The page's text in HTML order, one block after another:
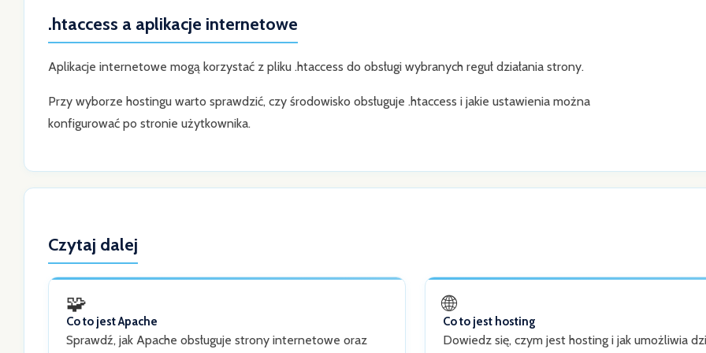
.htaccess a aplikacje internetowe
Aplikacje internetowe mogą korzystać z pliku .htaccess do obsługi wybranych reguł działania strony.
Przy wyborze hostingu warto sprawdzić, czy środowisko obsługuje .htaccess i jakie ustawienia można
konfigurować po stronie użytkownika.
Czytaj dalej
🧩
Co to jest Apache
Sprawdź, jak Apache obsługuje strony internetowe oraz
🌐
Co to jest hosting
Dowiedz się, czym jest hosting i jak umożliwia